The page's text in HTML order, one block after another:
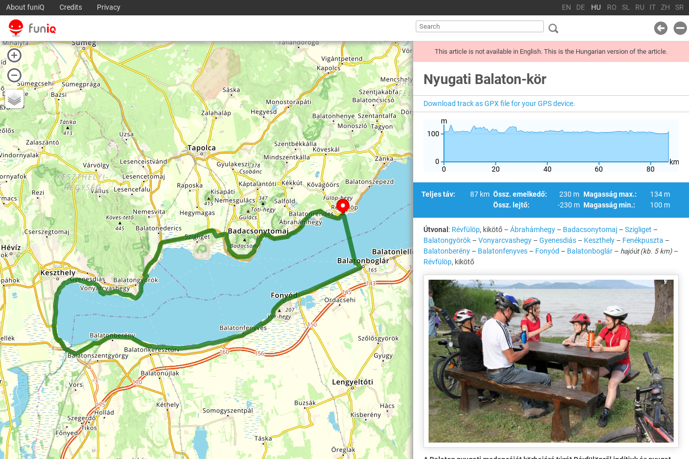
About funiQ Credits Privacy EN DE HU RO SL RU IT ZH SR
This article is not available in English. This is the Hungarian version of the article.
Nyugati Balaton-kör
Download track as GPX file for your GPS device.
0 20 40 60 80
km
0
100
m
Teljes táv: 87 km Össz. emelkedő:
230 m
Össz. lejtő:
-230 m
Magasság max.:
134 m
Magasság min.:
100 m
Útvonal : Révfülöp, kikötő –Ábrahámhegy – Badacsonytomaj –Szigliget –
Balatongyörök –Vonyarcvashegy –Gyenesdiás – Keszthely – Fenékpuszta –
Balatonberény – Balatonfenyves – Fonyód – Balatonboglár – hajóút (kb. 5 km) –
Révfülöp, kikötő